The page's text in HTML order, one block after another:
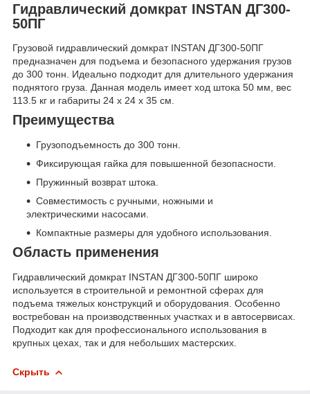
Гидравлический домкрат INSTAN ДГ300-
50ПГ
Грузовой гидравлический домкрат INSTAN ДГ300-50ПГ
предназначен для подъема и безопасного удержания грузов
до 300 тонн. Идеально подходит для длительного удержания
поднятого груза. Данная модель имеет ход штока 50 мм, вес
113.5 кг и габариты 24 х 24 х 35 см.
Преимущества
Грузоподъемность до 300 тонн.
Фиксирующая гайка для повышенной безопасности.
Пружинный возврат штока.
Совместимость с ручными, ножными и
электрическими насосами.
Компактные размеры для удобного использования.
Область применения
Гидравлический домкрат INSTAN ДГ300-50ПГ широко
используется в строительной и ремонтной сферах для
подъема тяжелых конструкций и оборудования. Особенно
востребован на производственных участках и в автосервисах.
Подходит как для профессионального использования в
крупных цехах, так и для небольших мастерских.
Скрыть